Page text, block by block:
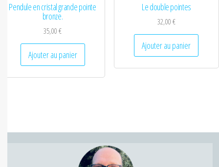
Pendule en cristal grande pointe
bronze.
35,00€
Ajouter au panier
Le double pointes
32,00€
Ajouter au panier